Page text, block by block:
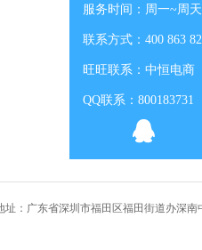
服务时间：周一~周
联系方式：400 863
旺旺联系：中恒电商
QQ联系：800183731
址：广东省深圳市福田区福田街道办深南